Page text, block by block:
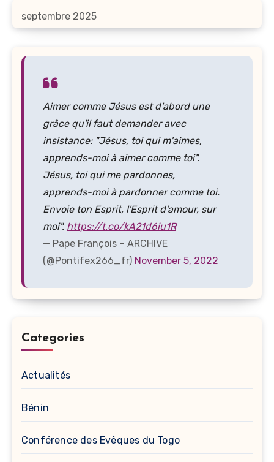
septembre 2025
Aimer comme Jésus est d'abord une
grâce qu'il faut demander avec
insistance: "Jésus, toi qui m'aimes,
apprends-moi à aimer comme toi".
Jésus, toi qui me pardonnes,
apprends-moi à pardonner comme toi.
Envoie ton Esprit, l'Esprit d'amour, sur
moi". https://t.co/kA21d6iu1R
— Pape François – ARCHIVE
(@Pontifex266_fr) November 5, 2022
Categories
Actualités
Bénin
Conférence des Evêques du Togo